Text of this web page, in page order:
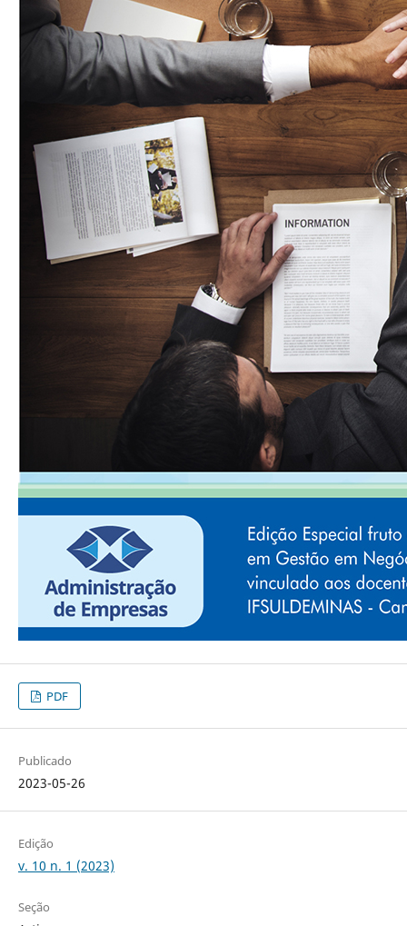
PDF
Publicado
2023-05-26
Edição
v. 10 n. 1 (2023)
Seção